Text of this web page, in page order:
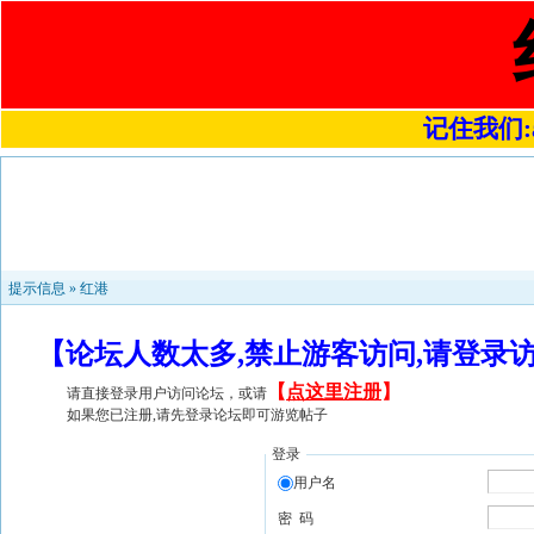
记住我们
提示信息 » 红港
【论坛人数太多,禁止游客访问,请登
请直接登录用户访问论坛，或请 【 点这里注册】
如果您已注册,请先登录论坛即可游览帖子
登录
用户名
密 码